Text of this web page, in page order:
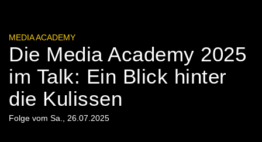
MEDIA ACADEMY
Die Media Academy 2025
im Talk: Ein Blick hinter
die Kulissen
Folge vom Sa., 26.07.2025